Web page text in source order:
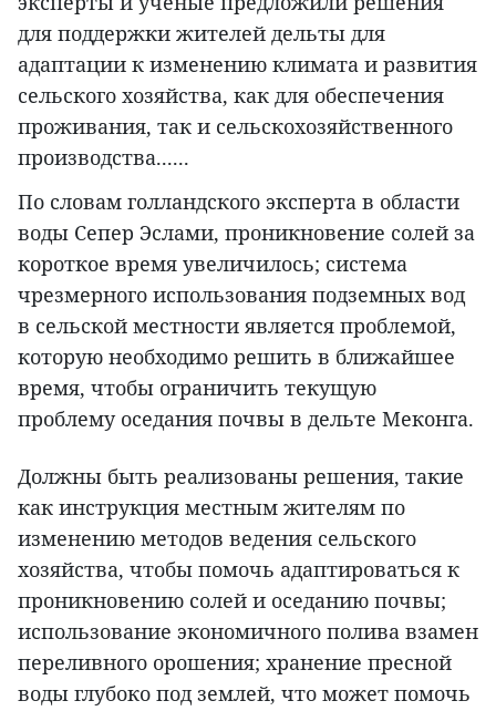
для поддержки жителей дельты для
адаптации к изменению климата и развития
сельского хозяйства, как для обеспечения
проживания, так и сельскохозяйственного
производства......
По словам голландского эксперта в области
воды Сепер Эслами, проникновение солей за
короткое время увеличилось; система
чрезмерного использования подземных вод
в сельской местности является проблемой,
которую необходимо решить в ближайшее
время, чтобы ограничить текущую
проблему оседания почвы в дельте Меконга.
Должны быть реализованы решения, такие
как инструкция местным жителям по
изменению методов ведения сельского
хозяйства, чтобы помочь адаптироваться к
проникновению солей и оседанию почвы;
использование экономичного полива взамен
переливного орошения; хранение пресной
воды глубоко под землей, что может помочь